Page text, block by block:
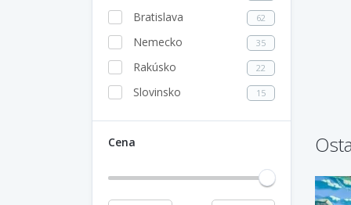
Bratislava 62
Nemecko 35
Rakúsko 22
Slovinsko 15
Cena